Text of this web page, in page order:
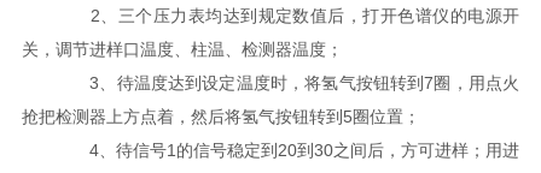
2、三个压力表均达到规定数值后，打开色谱仪的电源开
关，调节进样口温度、柱温、检测器温度；
3、待温度达到设定温度时，将氢气按钮转到7圈，用点火
抢把检测器上方点着，然后将氢气按钮转到5圈位置；
4、待信号1的信号稳定到20到30之间后，方可进样；用进